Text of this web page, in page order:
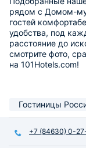
рядом с Домом-
гостей
удобства, под
расстояние до
смотрите фото,
на 101Hotels.com!
Гостиницы
+7 (84630) 0-